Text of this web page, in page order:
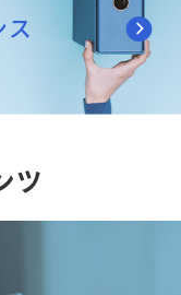
ス
ツ